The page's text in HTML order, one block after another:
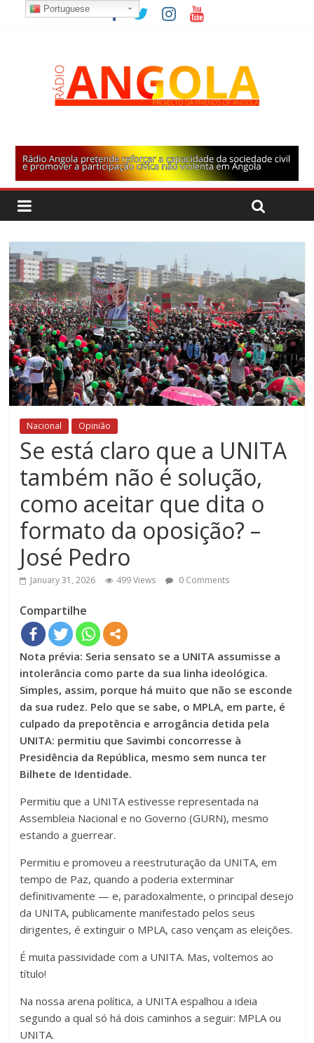
Nacional Opinião
Se está claro que a UNITA
também não é solução,
como aceitar que dita o
formato da oposição? –
José Pedro
January 31, 2026 499 Views 0 Comments
Compartilhe
Nota prévia: Seria sensato se a UNITA assumisse a
intolerância como parte da sua linha ideológica.
Simples, assim, porque há muito que não se esconde
da sua rudez. Pelo que se sabe, o MPLA, em parte, é
culpado da prepotência e arrogância detida pela
UNITA: permitiu que Savimbi concorresse à
Presidência da República, mesmo sem nunca ter
Bilhete de Identidade.
Permitiu que a UNITA estivesse representada na
Assembleia Nacional e no Governo (GURN), mesmo
estando a guerrear.
Permitiu e promoveu a reestruturação da UNITA, em
tempo de Paz, quando a poderia exterminar
definitivamente — e, paradoxalmente, o principal desejo
da UNITA, publicamente manifestado pelos seus
dirigentes, é extinguir o MPLA, caso vençam as eleições.
É muita passividade com a UNITA. Mas, voltemos ao
título!
Na nossa arena política, a UNITA espalhou a ideia
segundo a qual só há dois caminhos a seguir: MPLA ou
UNITA.
Portuguese